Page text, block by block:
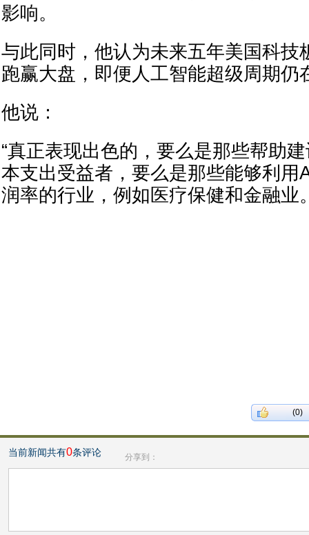
影响。
与此同时，他认为未来五年美国科技
跑赢大盘，即便人工智能超级周期仍
他说：
“真正表现出色的，要么是那些帮助
本支出受益者，要么是那些能够利用
润率的行业，例如医疗保健和金融业
(0)
当前新闻共有0条评论 分享到：